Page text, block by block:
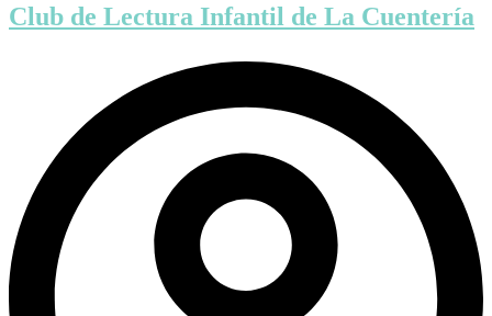
Club de Lectura Infantil de La Cuentería